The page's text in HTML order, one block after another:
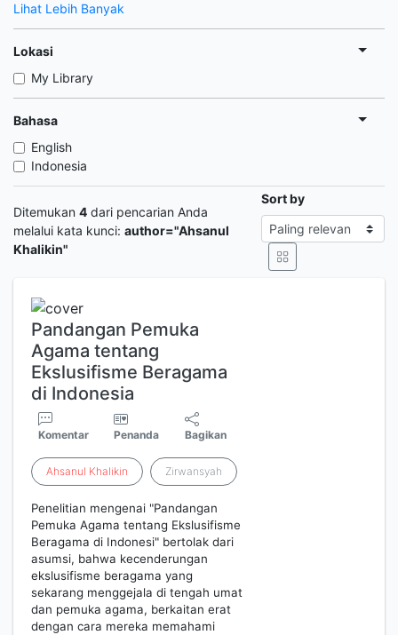
Lihat Lebih Banyak
Lokasi
My Library
Bahasa
English
Indonesia
Ditemukan 4 dari pencarian Anda
melalui kata kunci: author="Ahsanul
Khalikin"
Sort by
Pandangan Pemuka
Agama tentang
Ekslusifisme Beragama
di Indonesia
Komentar Penanda Bagikan
Ahsanul Khalikin Zirwansyah
Penelitian mengenai "Pandangan
Pemuka Agama tentang Ekslusifisme
Beragama di Indonesi" bertolak dari
asumsi, bahwa kecenderungan
ekslusifisme beragama yang
sekarang menggejala di tengah umat
dan pemuka agama, berkaitan erat
dengan cara mereka memahami